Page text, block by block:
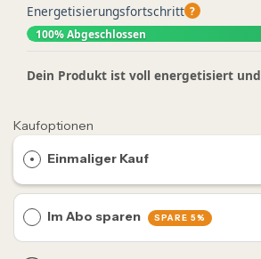
Energetisierungsfortschritt?
100% Abgeschlossen
Dein Produkt ist voll energetisiert
Kaufoptionen
Einmaliger Kauf
Im Abo sparen SPARE 5%